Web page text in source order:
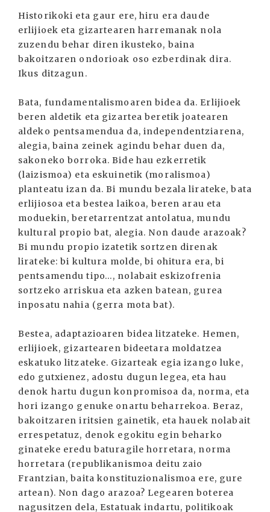
Historikoki eta gaur ere, hiru era daude
erlijioek eta gizartearen harremanak nola
zuzendu behar diren ikusteko, baina
bakoitzaren ondorioak oso ezberdinak dira.
Ikus ditzagun.
Bata, fundamentalismoaren bidea da. Erlijioek
beren aldetik eta gizartea beretik joatearen
aldeko pentsamendua da, independentziarena,
alegia, baina zeinek agindu behar duen da,
sakoneko borroka. Bide hau ezkerretik
(laizismoa) eta eskuinetik (moralismoa)
planteatu izan da. Bi mundu bezala lirateke, bata
erlijiosoa eta bestea laikoa, beren arau eta
moduekin, beretarrentzat antolatua, mundu
kultural propio bat, alegia. Non daude arazoak?
Bi mundu propio izatetik sortzen direnak
lirateke: bi kultura molde, bi ohitura era, bi
pentsamendu tipo…, nolabait eskizofrenia
sortzeko arriskua eta azken batean, gurea
inposatu nahia (gerra mota bat).
Bestea, adaptazioaren bidea litzateke. Hemen,
erlijioek, gizartearen bideetara moldatzea
eskatuko litzateke. Gizarteak egia izango luke,
edo gutxienez, adostu dugun legea, eta hau
denok hartu dugun konpromisoa da, norma, eta
hori izango genuke onartu beharrekoa. Beraz,
bakoitzaren iritsien gainetik, eta hauek nolabait
errespetatuz, denok egokitu egin beharko
ginateke eredu baturagile horretara, norma
horretara (republikanismoa deitu zaio
Frantzian, baita konstituzionalismoa ere, gure
artean). Non dago arazoa? Legearen boterea
nagusitzen dela, Estatuak indartu, politikoak